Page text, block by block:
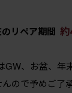
リペア期間
GW、お盆、年
ので予めご了